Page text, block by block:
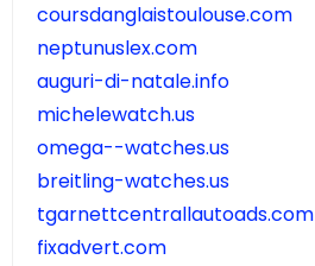
coursdanglaistoulouse.com
neptunuslex.com
auguri-di-natale.info
michelewatch.us
omega--watches.us
breitling-watches.us
tgarnettcentrallautoads.com
fixadvert.com